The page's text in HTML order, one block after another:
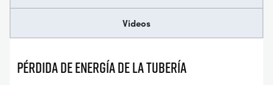
Videos
PÉRDIDA DE ENERGÍA DE LA TUBERÍA